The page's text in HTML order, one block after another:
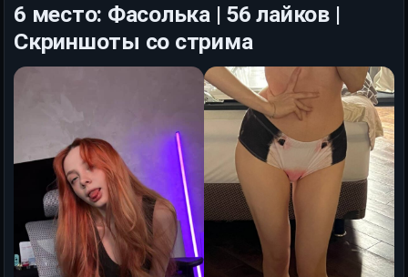
6 место: Фасолька | 56 лайков |
Скриншоты со стрима